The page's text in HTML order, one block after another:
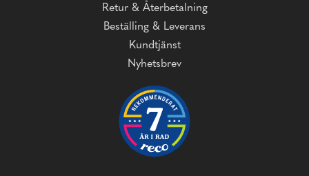
Retur & Återbetalning
Beställing & Leverans
Kundtjänst
Nyhetsbrev